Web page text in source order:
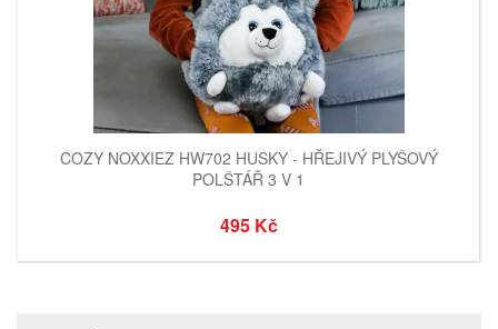
COZY NOXXIEZ HW702 HUSKY - HŘEJIVÝ PLYŠOVÝ
POLŠTÁŘ 3 V 1
495 Kč